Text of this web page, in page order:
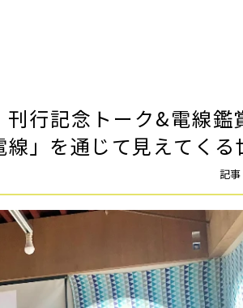
行記念トーク&電線鑑
線」を通じて見えてくる
記